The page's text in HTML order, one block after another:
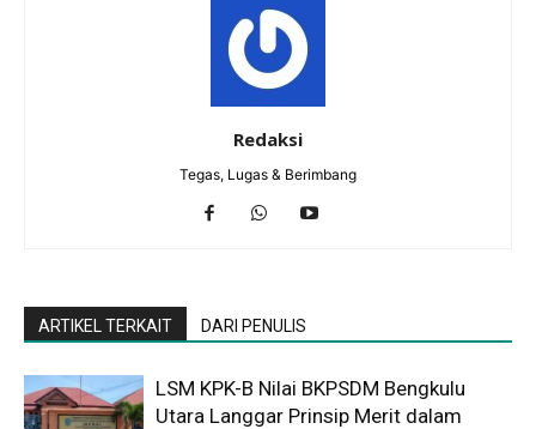
Redaksi
Tegas, Lugas & Berimbang
ARTIKEL TERKAIT DARI PENULIS
LSM KPK-B Nilai BKPSDM Bengkulu
Utara Langgar Prinsip Merit dalam